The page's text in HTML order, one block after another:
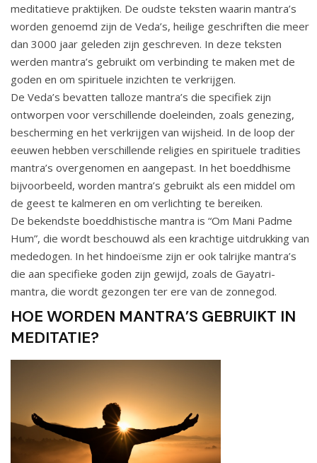
meditatieve praktijken. De oudste teksten waarin mantra’s
worden genoemd zijn de Veda’s, heilige geschriften die meer
dan 3000 jaar geleden zijn geschreven. In deze teksten
werden mantra’s gebruikt om verbinding te maken met de
goden en om spirituele inzichten te verkrijgen.
De Veda’s bevatten talloze mantra’s die specifiek zijn
ontworpen voor verschillende doeleinden, zoals genezing,
bescherming en het verkrijgen van wijsheid. In de loop der
eeuwen hebben verschillende religies en spirituele tradities
mantra’s overgenomen en aangepast. In het boeddhisme
bijvoorbeeld, worden mantra’s gebruikt als een middel om
de geest te kalmeren en om verlichting te bereiken.
De bekendste boeddhistische mantra is “Om Mani Padme
Hum”, die wordt beschouwd als een krachtige uitdrukking van
mededogen. In het hindoeïsme zijn er ook talrijke mantra’s
die aan specifieke goden zijn gewijd, zoals de Gayatri-
mantra, die wordt gezongen ter ere van de zonnegod.
HOE WORDEN MANTRA’S GEBRUIKT IN
MEDITATIE?